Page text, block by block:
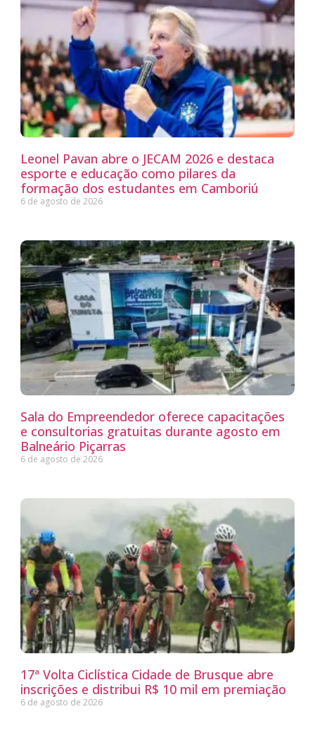
Leonel Pavan abre o JECAM 2026 e destaca
esporte e educação como pilares da
formação dos estudantes em Camboriú
6 de agosto de 2026
Sala do Empreendedor oferece capacitações
e consultorias gratuitas durante agosto em
Balneário Piçarras
6 de agosto de 2026
17ª Volta Ciclística Cidade de Brusque abre
inscrições e distribui R$ 10 mil em premiação
6 de agosto de 2026